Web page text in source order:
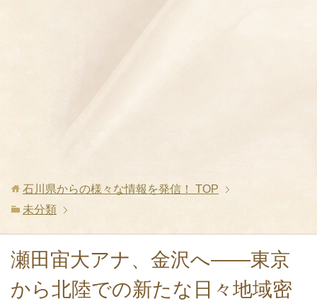
石川県からの様々な情報を発信！
TOP
未分類
瀬田宙大アナ、金沢へ――東京
から北陸での新たな日々地域密